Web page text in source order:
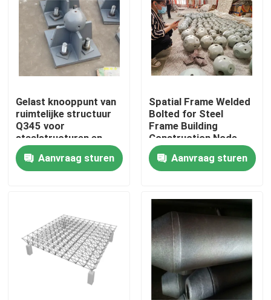
Producten
Ongeveer ons
Gelast knooppunt van
ruimtelijke structuur
Q345 voor
staalstructuren en
ruimtelijke structuren
Aanvraag sturen
Spatial Frame Welded
Bolted for Steel
Frame Building
Construction Node
Structure GB ISO
Aanvraag sturen